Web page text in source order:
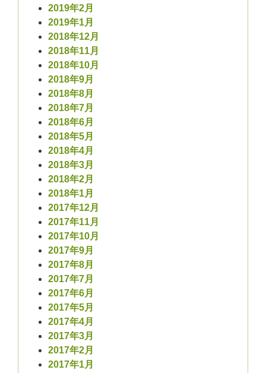
2019年2月
2019年1月
2018年12月
2018年11月
2018年10月
2018年9月
2018年8月
2018年7月
2018年6月
2018年5月
2018年4月
2018年3月
2018年2月
2018年1月
2017年12月
2017年11月
2017年10月
2017年9月
2017年8月
2017年7月
2017年6月
2017年5月
2017年4月
2017年3月
2017年2月
2017年1月